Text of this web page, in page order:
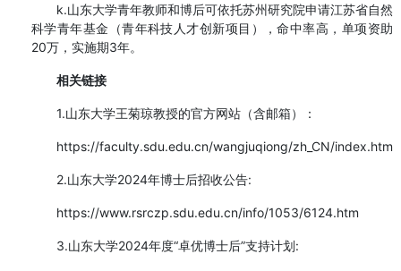
k.山东大学青年教师和博后可依托苏州研究院申请江苏省自然
科学青年基金（青年科技人才创新项目），命中率高，单项资助
20万，实施期3年。
相关链接
1.山东大学王菊琼教授的官方网站（含邮箱）：
https://faculty.sdu.edu.cn/wangjuqiong/zh_CN/index.htm
2.山东大学2024年博士后招收公告:
https://www.rsrczp.sdu.edu.cn/info/1053/6124.htm
3.山东大学2024年度“卓优博士后”支持计划: